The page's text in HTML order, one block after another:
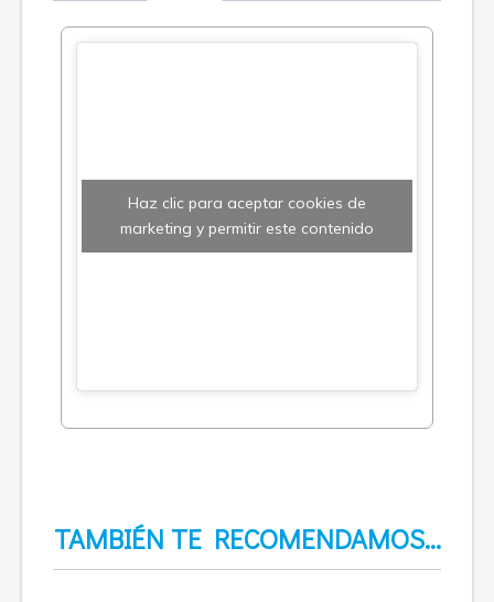
Haz clic para aceptar cookies de
marketing y permitir este contenido
TAMBIÉN TE RECOMENDAMOS…